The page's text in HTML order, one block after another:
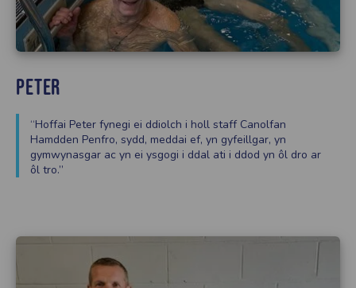
Peter
“Hoffai Peter fynegi ei ddiolch i holl staff Canolfan
Hamdden Penfro, sydd, meddai ef, yn gyfeillgar, yn
gymwynasgar ac yn ei ysgogi i ddal ati i ddod yn ôl dro ar
ôl tro.”